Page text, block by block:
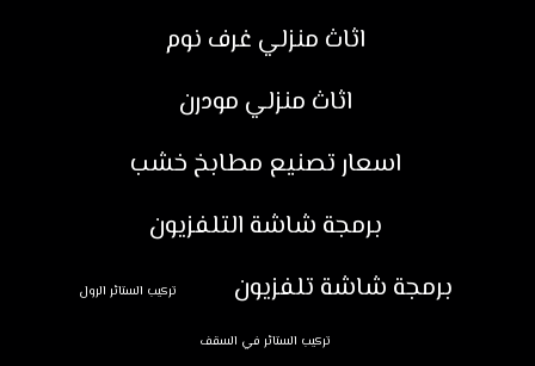
اثاث منزلي غرف نوم
اثاث منزلي مودرن
اسعار تصنيع مطابخ خشب
برمجة شاشة التلفزيون
برمجة شاشة تلفزيون
تركيب الستائر الرول
تركيب الستائر في السقف